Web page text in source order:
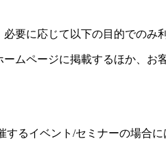
要に応じて以下の目的でのみ
ムページに掲載するほか、お
するイベント/セミナーの場合